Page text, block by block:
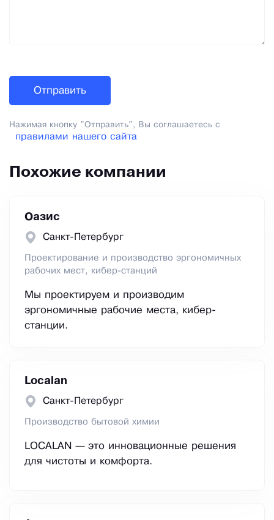
Нажимая кнопку "Отправить", Вы соглашаетесь с
правилами нашего сайта
Похожие компании
Оазис
Санкт-Петербург
Проектирование и производство эргономичных
рабочих мест, кибер-станций
Мы проектируем и производим
эргономичные рабочие места, кибер-
станции.
Localan
Санкт-Петербург
Производство бытовой химии
LOCALAN — это инновационные решения
для чистоты и комфорта.